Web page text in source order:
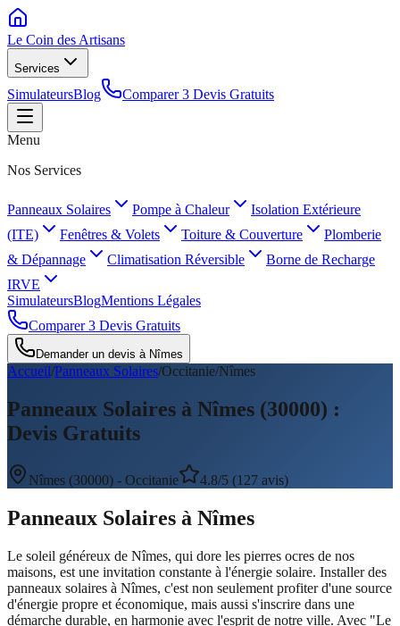
Le Coin des Artisans
Services
SimulateursBlog Comparer 3 Devis Gratuits
Menu
Nos Services
Panneaux Solaires Pompe à Chaleur
Isolation Extérieure
(ITE)
Fenêtres & Volets Toiture & Couverture
Plomberie
& Dépannage
Climatisation Réversible
Borne de Recharge
IRVE
SimulateursBlogMentions Légales
Comparer 3 Devis Gratuits
Demander un devis à Nîmes
Accueil/Panneaux Solaires/Occitanie/Nîmes
Panneaux Solaires à Nîmes (30000) :
Devis Gratuits
Nîmes (30000) - Occitanie 4.8/5 (127 avis)
Panneaux Solaires à Nîmes
Le soleil généreux de Nîmes, qui dore les pierres ocres de nos
maisons, est une invitation constante à l'énergie solaire. Installer des
panneaux solaires à Nîmes, c'est non seulement profiter d'une source
d'énergie propre et économique, mais aussi s'inscrire dans une
démarche durable, en harmonie avec l'esprit de notre ville. Avec "Le